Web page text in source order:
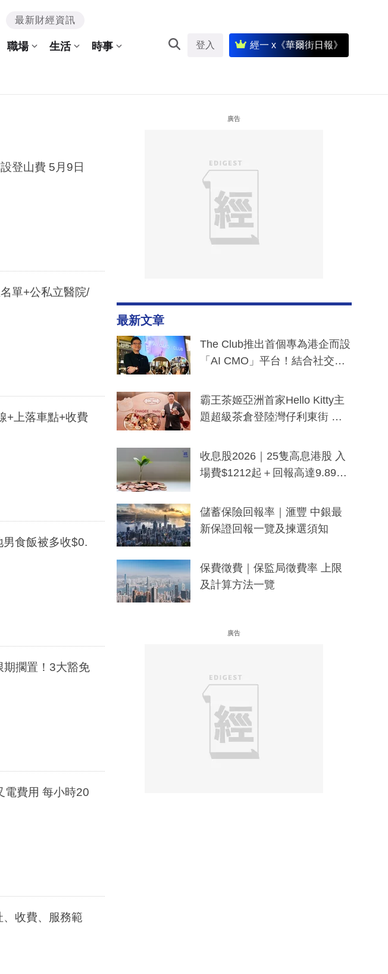
最新財經資訊
職場 生活 時事 登入 經一 x《華爾街日報》
登山費 5月9日
單+公私立醫院/
+上落車點+收費
食飯被多收$0.
擱置！3大豁免
電費用 每小時20
收費、服務範
廣告
最新文章
The Club推出首個專為港企而設
「AI CMO」平台！結合社交聆
分鐘生成「貼地」宣傳短片
霸王茶姬亞洲首家Hello Kitty主
題超級茶倉登陸灣仔利東街 推
y及香港限定特調系列
收息股2026｜25隻高息港股 入
場費$1212起＋回報高達9.89
儲蓄保險回報率｜滙豐 中銀最
新保證回報一覽及揀選須知
保費徵費｜保監局徵費率 上限
及計算方法一覽
廣告